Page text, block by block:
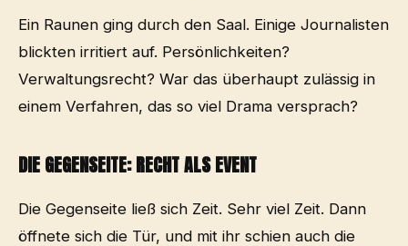
Ein Raunen ging durch den Saal. Einige Journalisten
blickten irritiert auf. Persönlichkeiten?
Verwaltungsrecht? War das überhaupt zulässig in
einem Verfahren, das so viel Drama versprach?
DIE GEGENSEITE: RECHT ALS EVENT
Die Gegenseite ließ sich Zeit. Sehr viel Zeit. Dann
öffnete sich die Tür, und mit ihr schien auch die